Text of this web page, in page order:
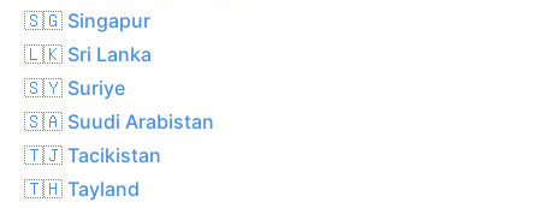
🇸🇬 Singapur
🇱🇰 Sri Lanka
🇸🇾 Suriye
🇸🇦 Suudi Arabistan
🇹🇯 Tacikistan
🇹🇭 Tayland